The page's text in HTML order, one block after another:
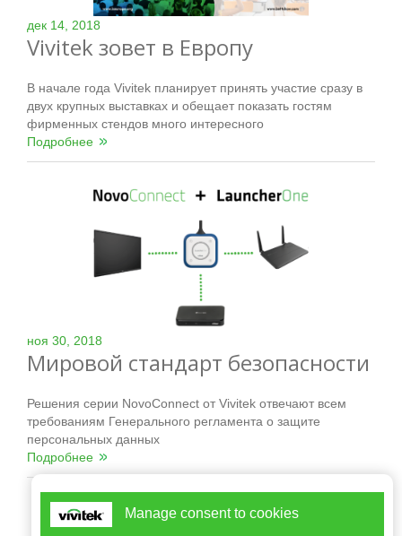
дек 14, 2018
Vivitek зовет в Европу
В начале года Vivitek планирует принять участие сразу в
двух крупных выставках и обещает показать гостям
фирменных стендов много интересного
Подробнее
ноя 30, 2018
Мировой стандарт безопасности
Решения серии NovoConnect от Vivitek отвечают всем
требованиям Генерального регламента о защите
персональных данных
Подробнее
< 1 - 2 - 3 - 4 - 5 - 6
9 -
Manage consent to cookies